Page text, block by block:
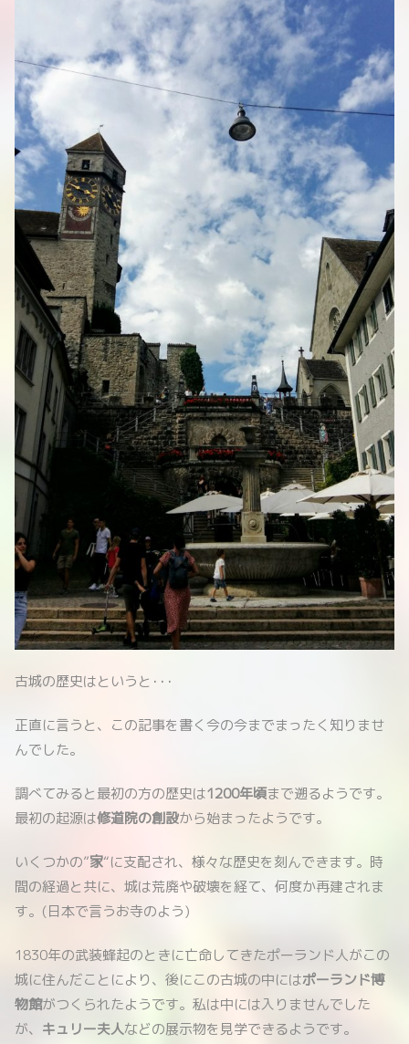
古城の歴史はというと･･･
正直に言うと、この記事を書く今の今までまったく知りませ
んでした。
調べてみると最初の方の歴史は1200年頃まで遡るようです。
最初の起源は修道院の創設から始まったようです。
いくつかの”家“に支配され、様々な歴史を刻んできます。時
間の経過と共に、城は荒廃や破壊を経て、何度か再建されま
す。(日本で言うお寺のよう)
1830年の武装蜂起のときに亡命してきたポーランド人がこの
城に住んだことにより、後にこの古城の中にはポーランド博
物館がつくられたようです。私は中には入りませんでした
が、 キュリー夫人などの展示物を見学できるようです。